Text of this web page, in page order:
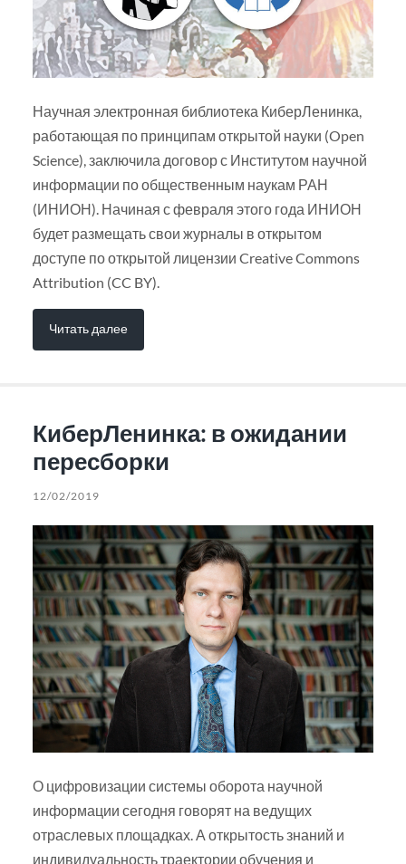
Научная электронная библиотека КиберЛенинка,
работающая по принципам открытой науки (Open
Science), заключила договор с Институтом научной
информации по общественным наукам РАН
(ИНИОН). Начиная с февраля этого года ИНИОН
будет размещать свои журналы в открытом
доступе по открытой лицензии Creative Commons
Attribution (CC BY).
Читать далее
КиберЛенинка: в ожидании
пересборки
12/02/2019
О цифровизации системы оборота научной
информации сегодня говорят на ведущих
отраслевых площадках. А открытость знаний и
индивидуальность траектории обучения и